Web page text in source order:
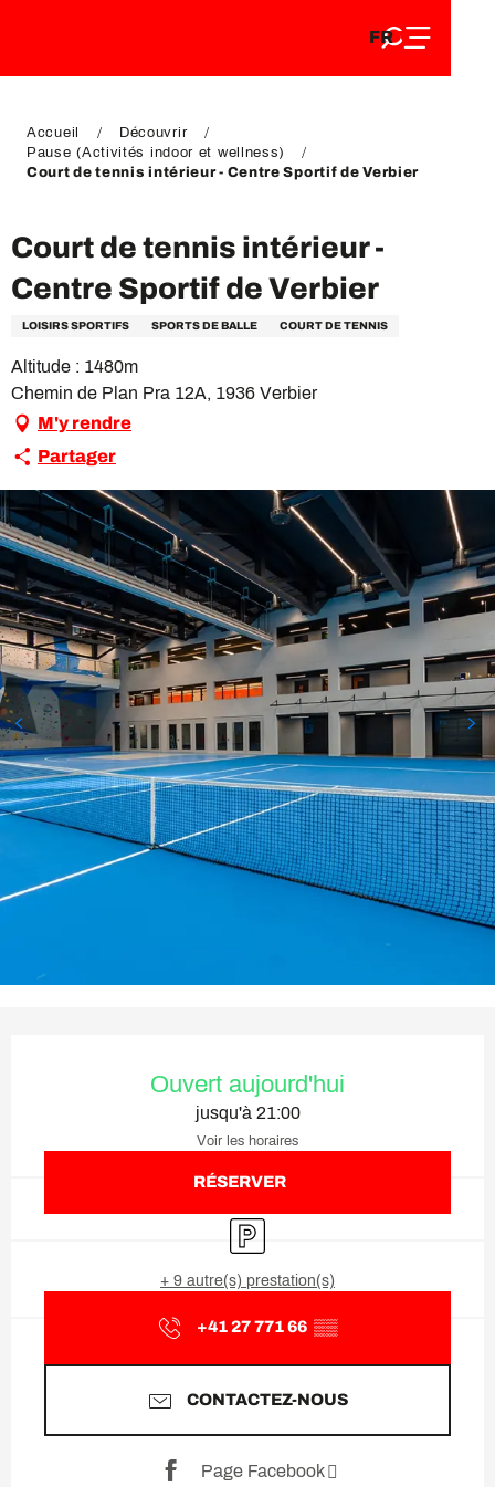
DE
FR
EN
Accueil
Découvrir
Pause (Activités indoor et wellness)
Court de tennis intérieur - Centre Sportif de Verbier
Court de tennis intérieur -
Centre Sportif de Verbier
LOISIRS SPORTIFS SPORTS DE BALLE COURT DE TENNIS
Altitude : 1480m
Chemin de Plan Pra 12A, 1936 Verbier
M'y rendre
Partager
Ouvert aujourd'hui
jusqu'à 21:00
Voir les horaires
RÉSERVER
Parking
+ 9 autre(s) prestation(s)
+41 27 771 66 ▒▒
CONTACTEZ-NOUS
Page Facebook